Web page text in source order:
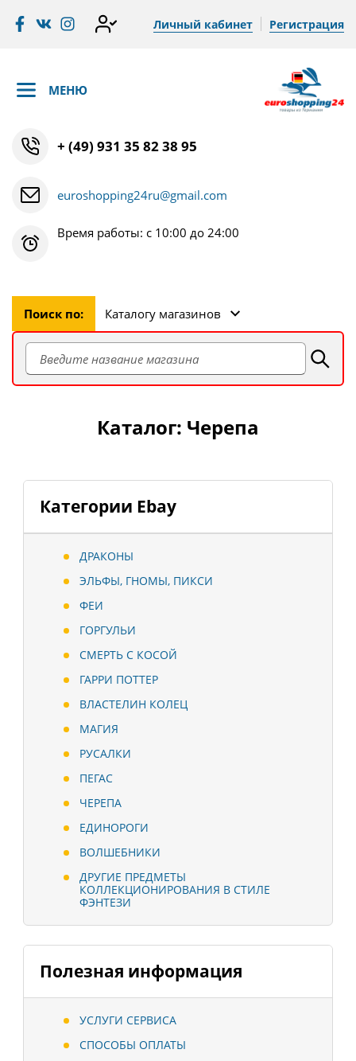
Личный кабинет Регистрация
МЕНЮ
+ (49) 931 35 82 38 95
euroshopping24ru@gmail.com
Время работы: с 10:00 до 24:00
Поиск по: Каталогу магазинов
Категории Ebay
ДРАКОНЫ
ЭЛЬФЫ, ГНОМЫ, ПИКСИ
ФЕИ
ГОРГУЛЬИ
СМЕРТЬ С КОСОЙ
ГАРРИ ПОТТЕР
ВЛАСТЕЛИН КОЛЕЦ
МАГИЯ
РУСАЛКИ
ПЕГАС
ЧЕРЕПА
ЕДИНОРОГИ
ВОЛШЕБНИКИ
ДРУГИЕ ПРЕДМЕТЫ
КОЛЛЕКЦИОНИРОВАНИЯ В СТИЛЕ
ФЭНТЕЗИ
Полезная информация
УСЛУГИ СЕРВИСА
СПОСОБЫ ОПЛАТЫ
Каталог: Черепа